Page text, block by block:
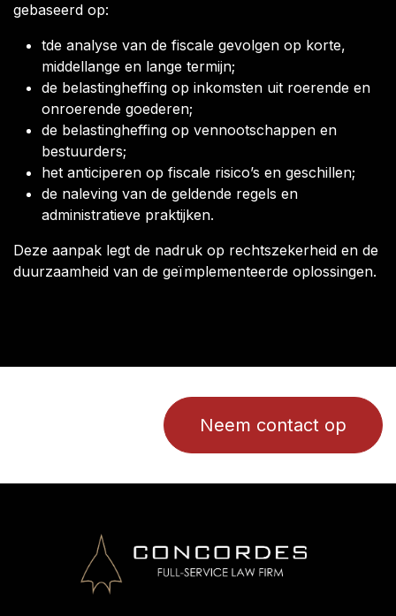
gebaseerd op:
tde analyse van de fiscale gevolgen op korte,
middellange en lange termijn;
de belastingheffing op inkomsten uit roerende en
onroerende goederen;
de belastingheffing op vennootschappen en
bestuurders;
het anticiperen op fiscale risico’s en geschillen;
de naleving van de geldende regels en
administratieve praktijken.
Deze aanpak legt de nadruk op rechtszekerheid en de
duurzaamheid van de geïmplementeerde oplossingen.
Neem contact op